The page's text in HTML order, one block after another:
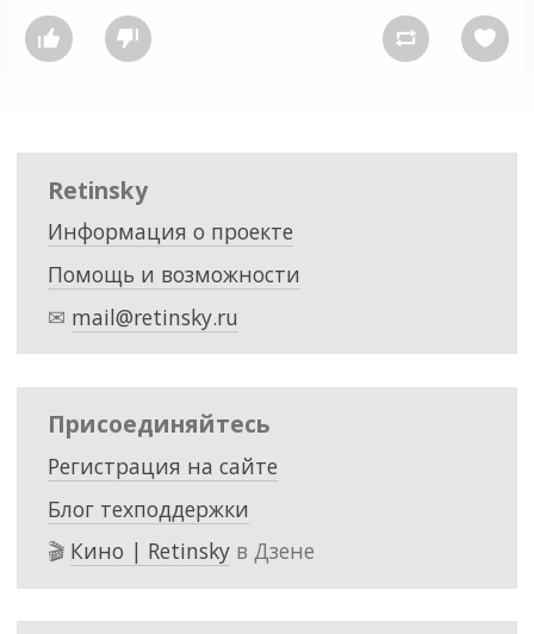
   
Retinsky
Информация о проекте
Помощь и возможности
✉ mail@retinsky.ru
Присоединяйтесь
Регистрация на сайте
Блог техподдержки
🎬 Кино | Retinskyв Дзене